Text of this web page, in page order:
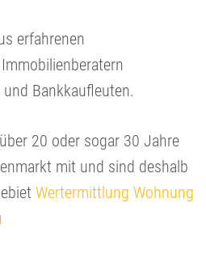
erfahrenen
Bankkaufleuten.
20 oder sogar 30 Jahre
mit und sind deshalb
Wertermittlung Wohnung